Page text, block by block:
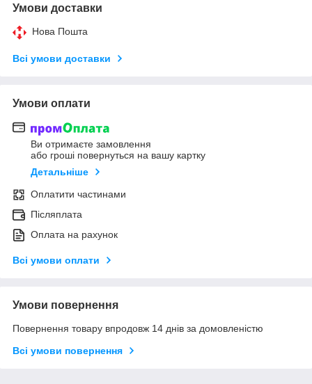
Умови доставки
Нова Пошта
Всі умови доставки
Умови оплати
Ви отримаєте замовлення
або гроші повернуться на вашу картку
Детальніше
Оплатити частинами
Післяплата
Оплата на рахунок
Всі умови оплати
Умови повернення
Повернення товару впродовж 14 днів за домовленістю
Всі умови повернення